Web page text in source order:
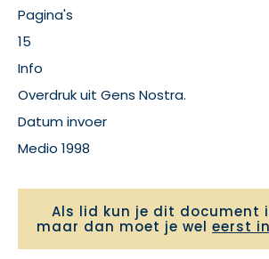
Pagina's
15
Info
Overdruk uit Gens Nostra.
Datum invoer
Medio 1998
Als lid kun je dit document
maar dan moet je wel eerst